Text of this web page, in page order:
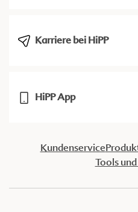
Karriere bei HiPP
HiPP App
Kundenservice
Tools